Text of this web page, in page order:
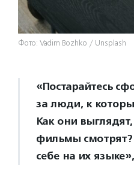
Фото: Vadim Bozhko / Unsplash
«Постарайтесь
за люди, к
Как они
фильмы смотрят?
себе на их